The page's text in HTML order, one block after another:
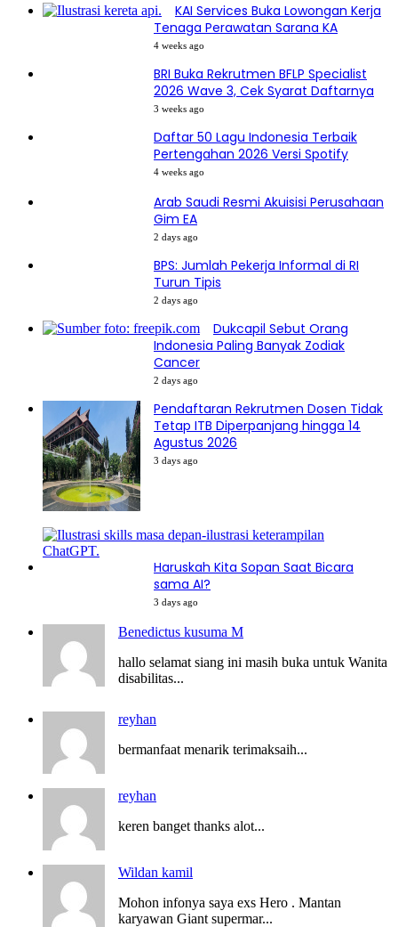
KAI Services Buka Lowongan Kerja
Tenaga Perawatan Sarana KA
4 weeks ago
BRI Buka Rekrutmen BFLP Specialist
2026 Wave 3, Cek Syarat Daftarnya
3 weeks ago
Daftar 50 Lagu Indonesia Terbaik
Pertengahan 2026 Versi Spotify
4 weeks ago
Arab Saudi Resmi Akuisisi Perusahaan
Gim EA
2 days ago
BPS: Jumlah Pekerja Informal di RI
Turun Tipis
2 days ago
Dukcapil Sebut Orang
Indonesia Paling Banyak Zodiak
Cancer
2 days ago
Pendaftaran Rekrutmen Dosen Tidak
Tetap ITB Diperpanjang hingga 14
Agustus 2026
3 days ago
Haruskah Kita Sopan Saat Bicara
sama AI?
3 days ago
Benedictus kusuma M
hallo selamat siang ini masih buka untuk Wanita
disabilitas...
reyhan
bermanfaat menarik terimaksaih...
reyhan
keren banget thanks alot...
Wildan kamil
Mohon infonya saya exs Hero . Mantan
karyawan Giant supermar...